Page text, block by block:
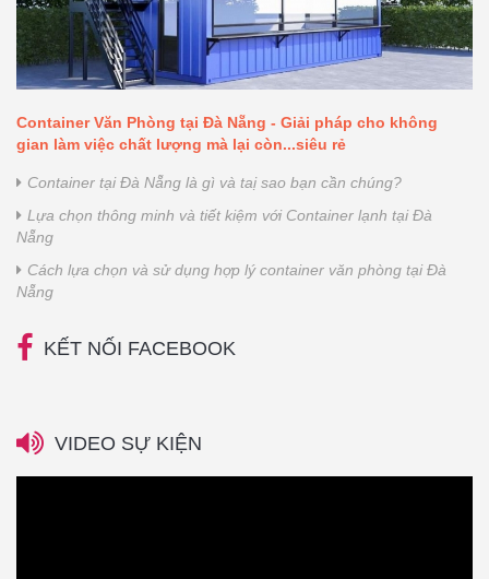
Container Văn Phòng tại Đà Nẵng - Giải pháp cho không
gian làm việc chất lượng mà lại còn...siêu rẻ
Container tại Đà Nẵng là gì và taị sao bạn cần chúng?
Lựa chọn thông minh và tiết kiệm với Container lạnh tại Đà
Nẵng
Cách lựa chọn và sử dụng hợp lý container văn phòng tại Đà
Nẵng
KẾT NỐI FACEBOOK
VIDEO SỰ KIỆN